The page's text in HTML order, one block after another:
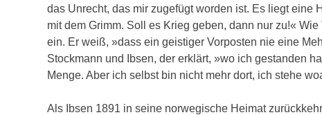
das Unrecht, das mir zugefügt worden ist. Es liegt eine
mit dem Grimm. Soll es Krieg geben, dann nur zu!«
ein. Er weiß, »dass ein geistiger Vorposten nie eine
Stockmann und Ibsen, der erklärt, »wo ich gestanden
Menge. Aber ich selbst bin nicht mehr dort, ich stehe
Als Ibsen 1891 in seine norwegische Heimat